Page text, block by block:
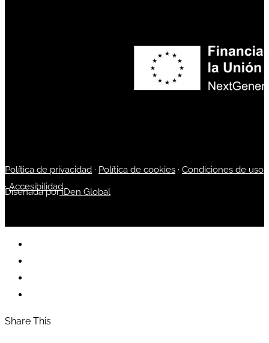
Política de privacidad · Política de cookies · Condiciones de uso
·Accesibilidad
Diseñada poriDen Global
Share This